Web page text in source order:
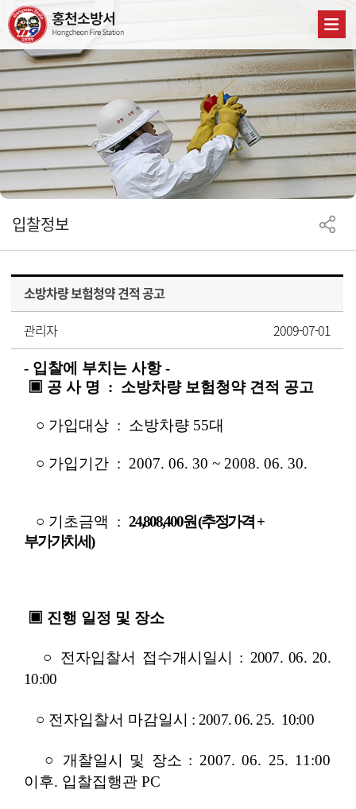
입찰정보
소방차량 보험청약 견적 공고
관리자
2009-07-01
- 입찰에 부치는 사항 -
▣ 공 사 명 : 소방차량 보험청약 견적 공고
○ 가입대상 : 소방차량 55대
○ 가입기간 : 2007. 06. 30 ~ 2008. 06. 30.
○ 기초금액 : 24,808,400원 (추정가격 +
부가가치세)
▣ 진행 일정 및 장소
○ 전자입찰서 접수개시일시 : 2007. 06. 20.
10:00
○ 전자입찰서 마감일시 : 2007. 06. 25. 10:00
○ 개찰일시 및 장소 : 2007. 06. 25. 11:00
이후. 입찰집행관 PC